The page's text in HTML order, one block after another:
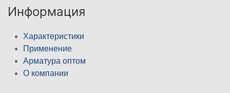
Информация
Характеристики
Применение
Арматура оптом
О компании